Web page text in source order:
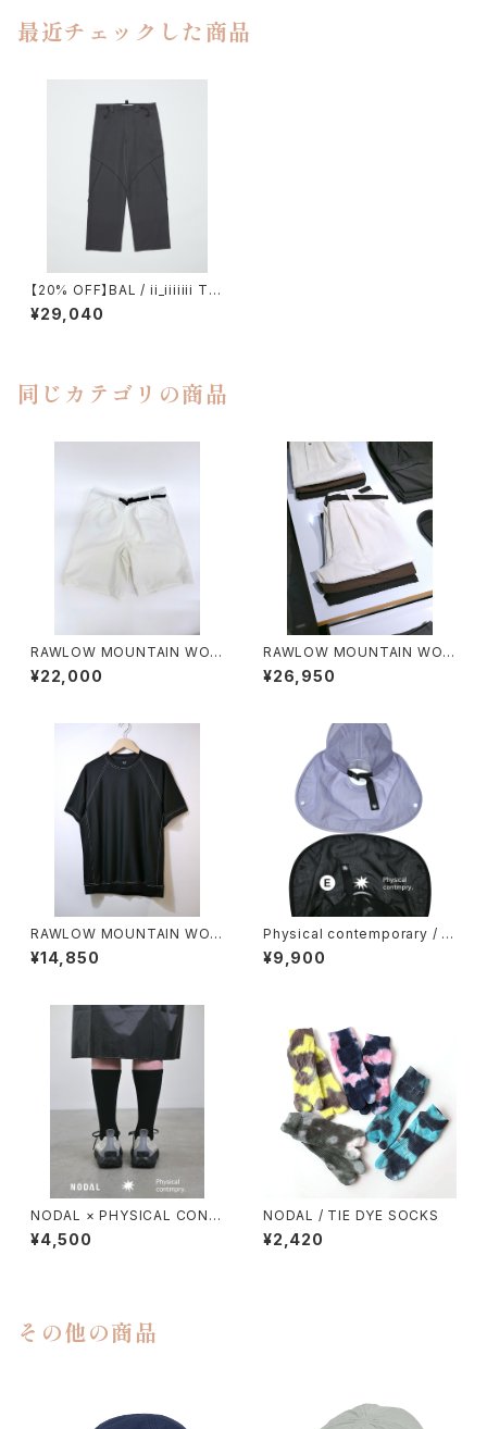
最近チェックした商品
【20% OFF】BAL / ii_iiiiiii TE
CHNICAL WOOL TROUSER
¥29,040
同じカテゴリの商品
RAWLOW MOUNTAIN WOR
KS / HIKER GURKHA PANTS
¥22,000
RAWLOW MOUNTAIN WOR
KS / HIKER BAKER PANTS
¥26,950
RAWLOW MOUNTAIN WOR
KS / DAD LITE CREW
¥14,850
Physical contemporary / Q
uiet smr cap
¥9,900
NODAL × PHYSICAL CONT
MPRY.
¥4,500
NODAL / TIE DYE SOCKS
¥2,420
その他の商品